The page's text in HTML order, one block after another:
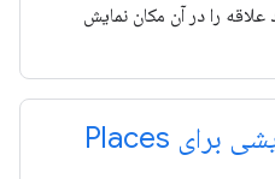
علاقه را در آن مکان نمایش
برنامه های آزمایشی برای Places